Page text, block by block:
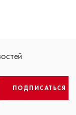
ПОДПИСАТЬСЯ